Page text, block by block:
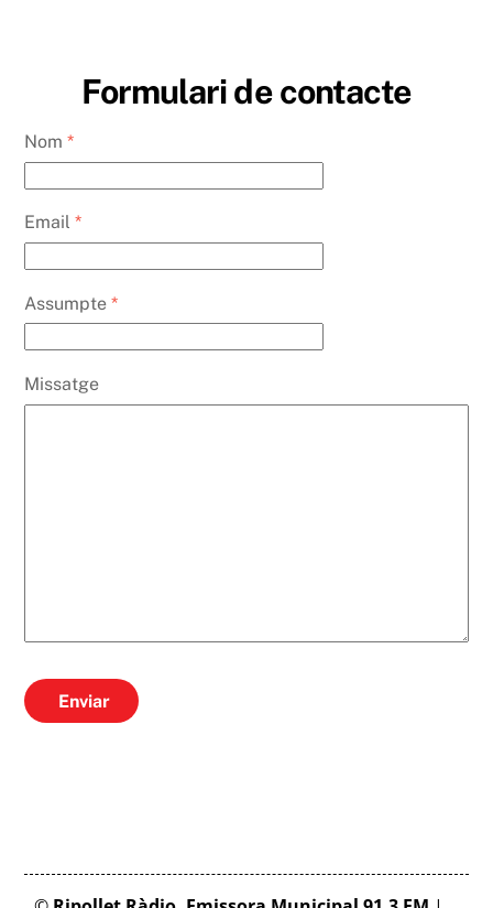
Formulari de contacte
Nom*
Email*
Assumpte*
Missatge
Enviar